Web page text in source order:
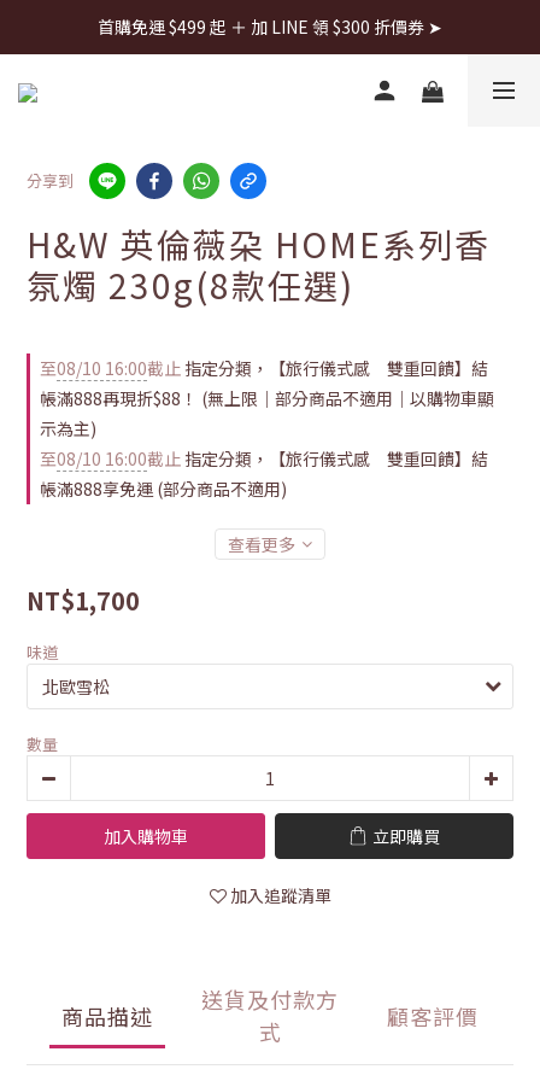
首購免運 $499 起 ＋ 加 LINE 領 $300 折價券 ➤
首購免運 $499 起 ＋ 加 LINE 領 $300 折價券 ➤
分享到
H&W 英倫薇朶 HOME系列香
氛燭 230g(8款任選)
至08/10 16:00截止 指定分類，【旅行儀式感 雙重回饋】結
帳滿888再現折$88！ (無上限｜部分商品不適用｜以購物車顯
示為主)
至08/10 16:00截止 指定分類，【旅行儀式感 雙重回饋】結
帳滿888享免運 (部分商品不適用)
查看更多
NT$1,700
味道
數量
加入購物車 立即購買
加入追蹤清單
商品描述
送貨及付款方
式
顧客評價